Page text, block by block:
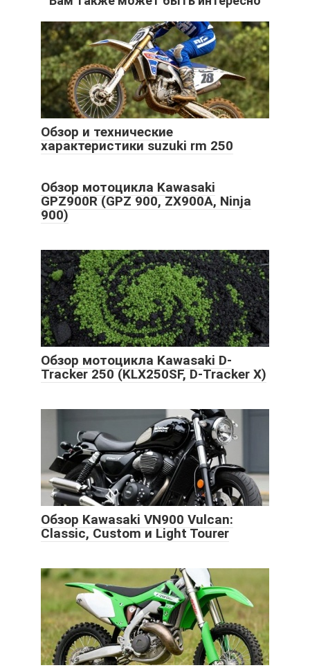
Обзор и технические
характеристики suzuki rm 250
Обзор мотоцикла Kawasaki
GPZ900R (GPZ 900, ZX900A, Ninja
900)
Обзор мотоцикла Kawasaki D-
Tracker 250 (KLX250SF, D-Tracker X)
Обзор Kawasaki VN900 Vulcan:
Classic, Custom и Light Tourer